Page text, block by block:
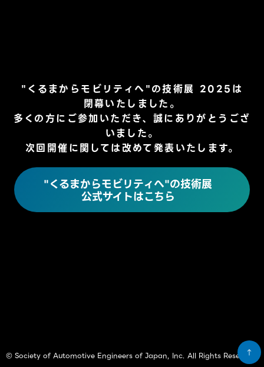
"くるまからモビリティへ"の技術展 2025は
閉幕いたしました。
多くの方にご参加いただき、誠にありがとうござ
いました。
次回開催に関しては改めて発表いたします。
"くるまからモビリティへ"の技術展
公式サイトはこちら
© Society of Automotive Engineers of Japan, Inc. All Rights Reserved.
↑